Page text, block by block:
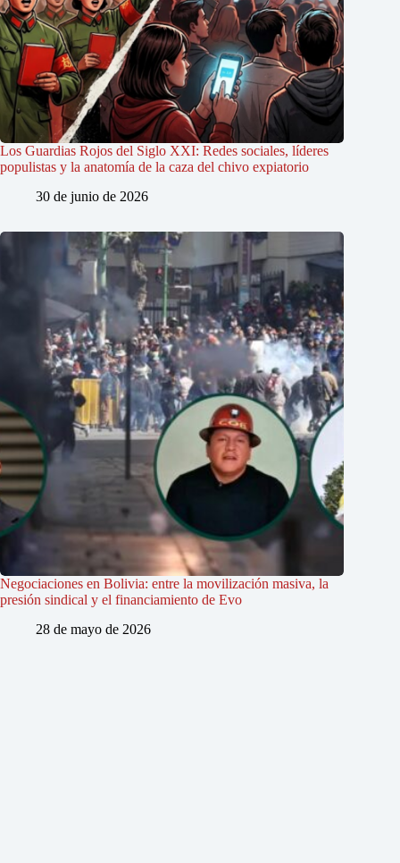
Los Guardias Rojos del Siglo XXI: Redes sociales, líderes
populistas y la anatomía de la caza del chivo expiatorio
30 de junio de 2026
Negociaciones en Bolivia: entre la movilización masiva, la
presión sindical y el financiamiento de Evo
28 de mayo de 2026